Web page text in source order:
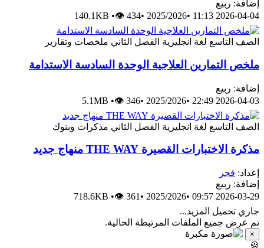
إضافة: ربيع
2026-04-04 11:13
•
2025/2026
•
140.1KB •👁 434
الصف التاسع لغة انجليزية الفصل الثاني ملخصات وتقارير
ملخص التمارين العلاجية الوحدة السادسة الاستدامة
إضافة: ربيع
2026-04-03 22:49
•
2025/2026
•
5.1MB •👁 346
الصف التاسع لغة انجليزية الفصل الثاني مذكرات وبنوك
مذكرة الاختبارات القصيرة THE WAY منهاج جديد
إعداد: فجر
إضافة: ربيع
2026-03-29 09:57
•
2025/2026
•
718.6KB •👁 361
جاري تحميل المزيد...
تم عرض جميع الملفات المرتبطة الحالية.
×
🍪